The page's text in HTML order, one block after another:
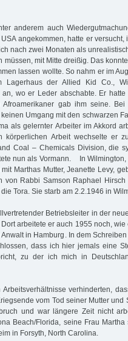
anderem auch
angekommen, hatte er
nach zwei Monaten als
mit Mitte dreißig. Das
lassen wollte. So nahm er im
Lagerhaus der Allied Kid Co.,
wo er Leder abschabte. Er
gab ihm seine. Bei
Umgang mit den schwarzen
als gelernter Arbeiter im Akkord
körperlichen Arbeit wechselte er
Coal – Chemicals Division, die
nun als Vormann. In Wilmington,
Marthas Mutter, Jeanette Levy,
von Rabbi Samson Raphael
Tora. Sie starb am 2.2.1946 in
Betriebsleiter in der
arbeitete er auch 1955 noch,
in Hamburg. In dem
dass ich hier jemals eine
zu der ich mich in
verhinderten,
vom Tod seiner Mutter und
und war längere Zeit nicht
Beach/Florida, seine Frau
in Forsyth, North Carolina.